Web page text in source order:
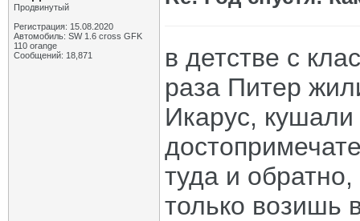
Продвинутый
Регистрация: 15.08.2020
Автомобиль: SW 1.6 cross GFK
110 orange
Сообщений: 18,871
в детстве с
раза Питер
Икарус,
туда и
только возишь